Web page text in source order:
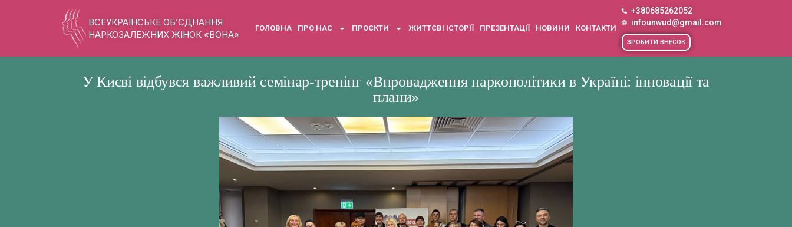
ВСЕУКРАЇНСЬКЕ ОБ’ЄДНАННЯ
НАРКОЗАЛЕЖНИХ ЖІНОК «ВОНА»
ГОЛОВНА ПРО НАС ПРОЄКТИ ЖИТТЄВІ ІСТОРІЇ ПРЕЗЕНТАЦІЇ НОВИНИ КОНТАКТИ
+380685262052
infounwud@gmail.com
ЗРОБИТИ ВНЕСОК
У Києві відбувся важливий семінар-тренінг «Впровадження наркополітики в Україні: інновації та
плани»